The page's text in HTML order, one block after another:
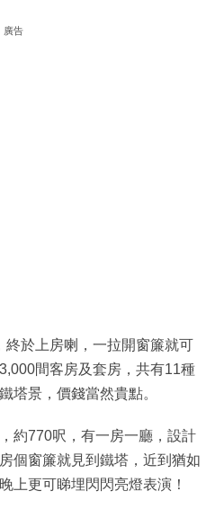
廣告
終於上房喇，一拉開窗簾就可
間客房及套房，共有11種
塔景，價錢當然貴點。
約770呎，有一房一廳，設計
個窗簾就見到鐵塔，近到猶如
上更可睇埋閃閃亮燈表演！